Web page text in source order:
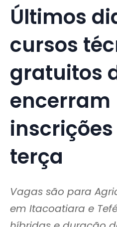
Últimos
cursos
gratuitos
encerram
terça
Vagas são para
em Itacoatiara e